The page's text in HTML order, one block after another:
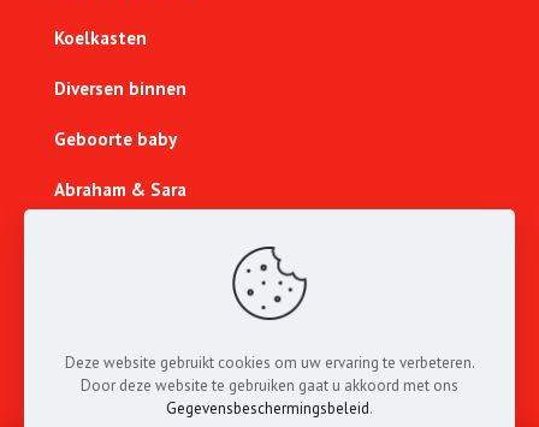
Koelkasten
Diversen binnen
Geboorte baby
Abraham & Sara
Deze website gebruikt cookies om uw ervaring te verbeteren.
Door deze website te gebruiken gaat u akkoord met ons
Gegevensbeschermingsbeleid.